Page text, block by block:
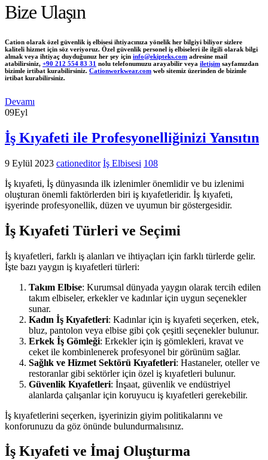
Bize Ulaşın
Cation olarak özel güvenlik iş elbisesi ihtiyacınıza yönelik her bilgiyi biliyor sizlere
kaliteli hizmet için söz veriyoruz. Özel güvenlik personel iş elbiseleri ile ilgili olarak bilgi
almak veya ihtiyaç duyduğunuz her şey için info@ekipteks.com adresine mail
atabilirsiniz, +90 212 554 83 31 nolu telefonumuzu arayabilir veya iletişim sayfamızdan
bizimle irtibat kurabilirsiniz. Cationworkwear.com web sitemiz üzerinden de bizimle
irtibat kurabilirsiniz.
Devamı
09Eyl
İş Kıyafeti ile Profesyonelliğinizi Yansıtın
9 Eylül 2023 cationeditor İş Elbisesi 108
İş kıyafeti, İş dünyasında ilk izlenimler önemlidir ve bu izlenimi
oluşturan önemli faktörlerden biri iş kıyafetleridir. İş kıyafeti,
işyerinde profesyonellik, düzen ve uyumun bir göstergesidir.
İş Kıyafeti Türleri ve Seçimi
İş kıyafetleri, farklı iş alanları ve ihtiyaçları için farklı türlerde gelir.
İşte bazı yaygın iş kıyafetleri türleri:
Takım Elbise: Kurumsal dünyada yaygın olarak tercih edilen
takım elbiseler, erkekler ve kadınlar için uygun seçenekler
sunar.
Kadın İş Kıyafetleri: Kadınlar için iş kıyafeti seçerken, etek,
bluz, pantolon veya elbise gibi çok çeşitli seçenekler bulunur.
Erkek İş Gömleği: Erkekler için iş gömlekleri, kravat ve
ceket ile kombinlenerek profesyonel bir görünüm sağlar.
Sağlık ve Hizmet Sektörü Kıyafetleri: Hastaneler, oteller ve
restoranlar gibi sektörler için özel iş kıyafetleri bulunur.
Güvenlik Kıyafetleri: İnşaat, güvenlik ve endüstriyel
alanlarda çalışanlar için koruyucu iş kıyafetleri gerekebilir.
İş kıyafetlerini seçerken, işyerinizin giyim politikalarını ve
konforunuzu da göz önünde bulundurmalısınız.
İş Kıyafeti ve İmaj Oluşturma